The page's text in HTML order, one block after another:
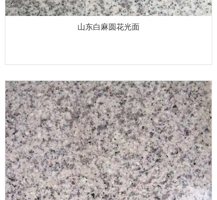
山东白麻圆花光面